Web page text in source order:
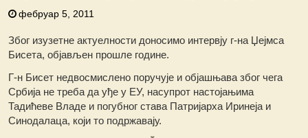
фебруар 5, 2011
Због изузетне актуелности доносимо интервју г-на Џејмса
Бисета, објављен прошле године.
Г-н Бисет недвосмислено поручује и објашњава због чега
Србија не треба да уђе у ЕУ, насупрот настојањима
Тадићеве Владе и погубног става Патријарха Иринеја и
Синодалаца, који то подржавају.